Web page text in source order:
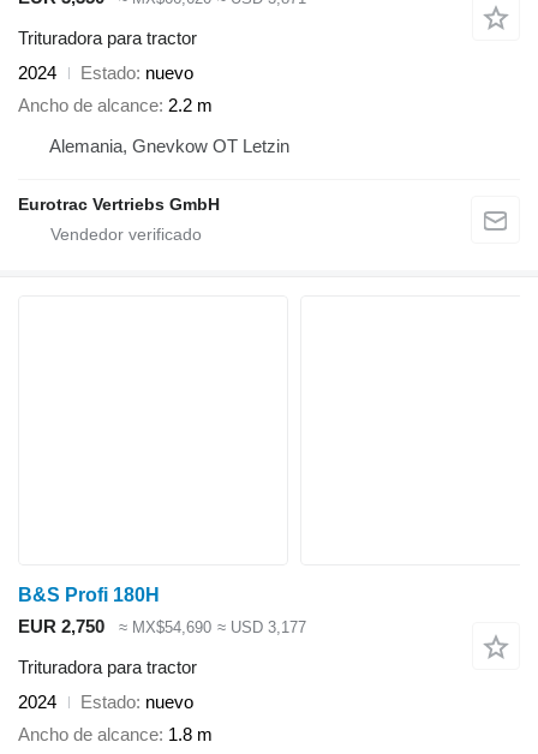
Trituradora para tractor
2024
Estado nuevo
Ancho de alcance 2.2 m
Alemania, Gnevkow OT Letzin
Eurotrac Vertriebs GmbH
B&S Profi 180H
EUR 2,750
≈ MX$54,690 ≈ USD 3,177
Trituradora para tractor
2024
Estado nuevo
Ancho de alcance 1.8 m